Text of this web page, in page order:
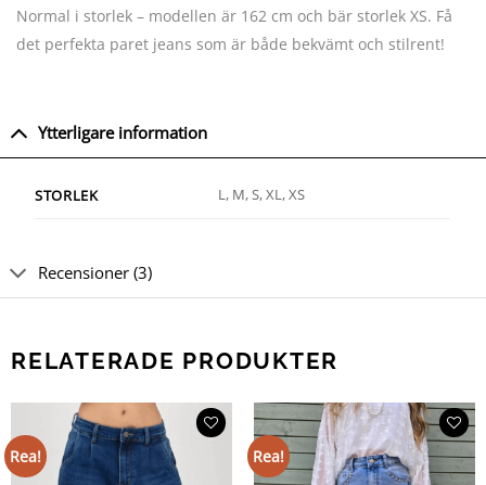
Normal i storlek – modellen är 162 cm och bär storlek XS. Få
det perfekta paret jeans som är både bekvämt och stilrent!
Ytterligare information
STORLEK L, M, S, XL, XS
Recensioner (3)
RELATERADE PRODUKTER
Rea! Rea!